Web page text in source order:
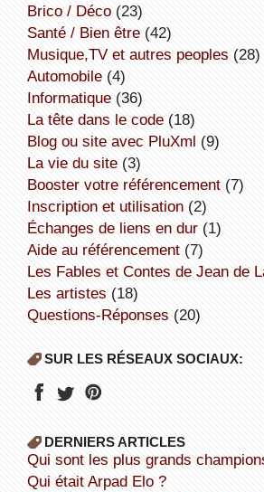
Brico / Déco(23)
Santé / Bien être(42)
Musique,TV et autres peoples (28)
Automobile(4)
informatique(36)
la tête dans le code(18)
Blog ou site avec PluXml (9)
la vie du site(3)
booster votre référencement(7)
inscription et utilisation(2)
échanges de liens en dur(1)
aide au référencement(7)
Les Fables et Contes de Jean de
Les artistes (18)
Questions-Réponses (20)
SUR LES RÉSEAUX SOCIAUX:
DERNIERS ARTICLES
Qui sont les plus grands
Qui était Arpad Elo ?